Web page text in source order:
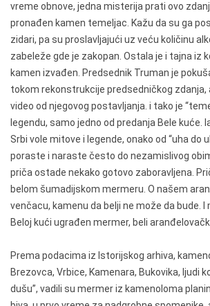
vreme obnove, jedna misterija prati ovo
pronađen kamen temeljac. Kažu da su ga
zidari, pa su proslavljajući uz veću količinu
zabeleže gde je zakopan. Ostala je i tajna iz
kamen izvađen. Predsednik Truman je
tokom rekonstrukcije predsedničkog zdanja,
video od njegovog postavljanja. i tako je
legendu, samo jedno od predanja Bele kuće.
Srbi vole mitove i legende, onako od “uha do
poraste i naraste često do nezamislivog
priča ostade nekako gotovo zaboravljena.
belom šumadijskom mermeru. O našem
venčacu, kamenu da belji ne može da bude. I
Beloj kući ugrađen mermer, beli
Prema podacima iz Istorijskog arhiva,
Brezovca, Vrbice, Kamenara, Bukovika, ljudi
dušu”, vadili su mermer iz kamenoloma